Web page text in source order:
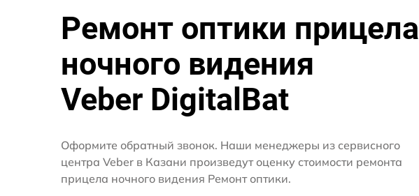
Ремонт оптики прицела
ночного видения
Veber DigitalBat
Оформите обратный звонок. Наши менеджеры из сервисного
центра Veber в Казани произведут оценку стоимости ремонта
прицела ночного видения Ремонт оптики.